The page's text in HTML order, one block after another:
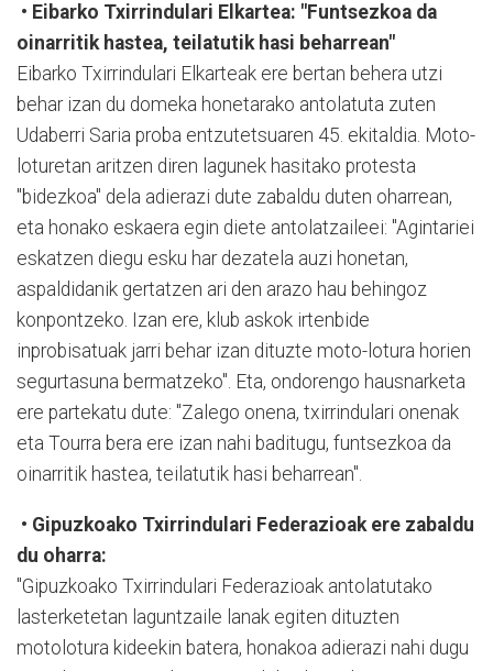
• Eibarko Txirrindulari Elkartea: "Funtsezkoa da
oinarritik hastea, teilatutik hasi beharrean"
Eibarko Txirrindulari Elkarteak ere bertan behera utzi
behar izan du domeka honetarako antolatuta zuten
Udaberri Saria proba entzutetsuaren 45. ekitaldia. Moto-
loturetan aritzen diren lagunek hasitako protesta
"bidezkoa" dela adierazi dute zabaldu duten oharrean,
eta honako eskaera egin diete antolatzaileei: "Agintariei
eskatzen diegu esku har dezatela auzi honetan,
aspaldidanik gertatzen ari den arazo hau behingoz
konpontzeko. Izan ere, klub askok irtenbide
inprobisatuak jarri behar izan dituzte moto-lotura horien
segurtasuna bermatzeko". Eta, ondorengo hausnarketa
ere partekatu dute: "Zalego onena, txirrindulari onenak
eta Tourra bera ere izan nahi baditugu, funtsezkoa da
oinarritik hastea, teilatutik hasi beharrean".
• Gipuzkoako Txirrindulari Federazioak ere zabaldu
du oharra:
"Gipuzkoako Txirrindulari Federazioak antolatutako
lasterketetan laguntzaile lanak egiten dituzten
motolotura kideekin batera, honakoa adierazi nahi dugu